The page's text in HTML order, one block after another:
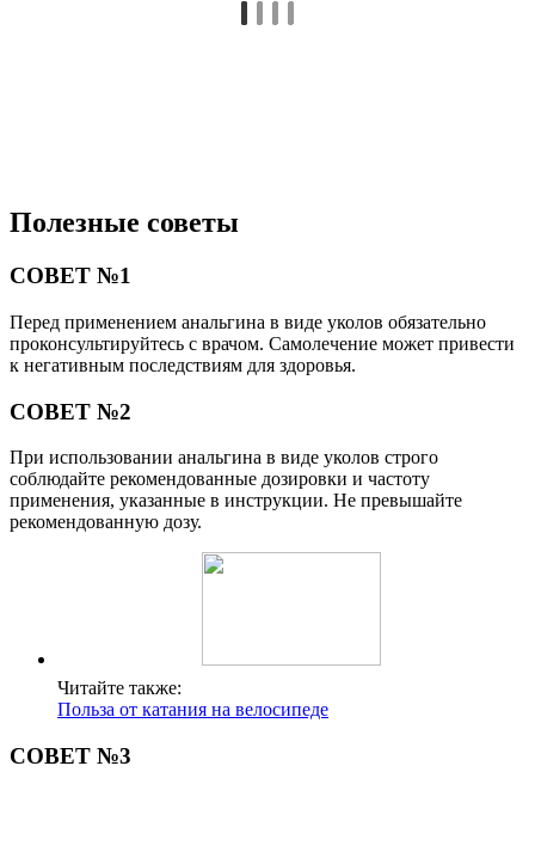
Полезные советы
СОВЕТ №1
Перед применением анальгина в виде уколов обязательно
проконсультируйтесь с врачом. Самолечение может привести
к негативным последствиям для здоровья.
СОВЕТ №2
При использовании анальгина в виде уколов строго
соблюдайте рекомендованные дозировки и частоту
применения, указанные в инструкции. Не превышайте
рекомендованную дозу.
Читайте также:
Польза от катания на велосипеде
СОВЕТ №3